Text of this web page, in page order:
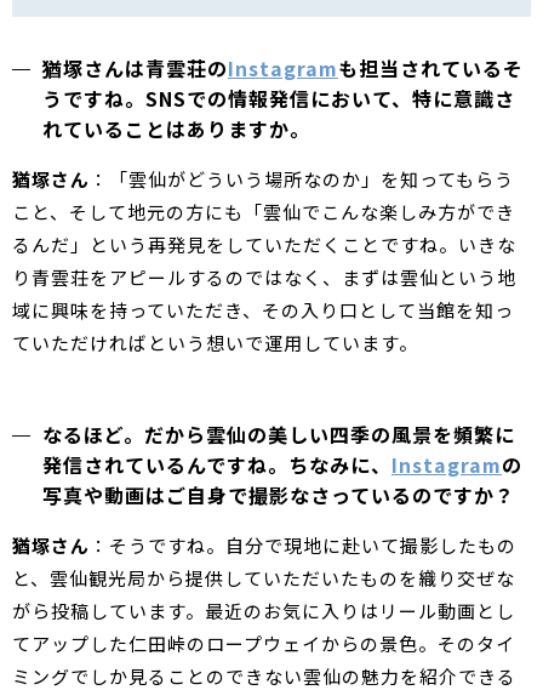
猶塚さんは青雲荘のInstagramも担当されているそ
うですね。SNSでの情報発信において、特に意識さ
れていることはありますか。
猶塚さん ：「雲仙がどういう場所なのか」を知ってもらう
こと、そして地元の方にも「雲仙でこんな楽しみ方ができ
るんだ」という再発見をしていただくことですね。いきな
り青雲荘をアピールするのではなく、まずは雲仙という地
域に興味を持っていただき、その入り口として当館を知っ
ていただければという想いで運用しています。
なるほど。だから雲仙の美しい四季の風景を頻繁に
発信されているんですね。ちなみに、 Instagramの
写真や動画はご自身で撮影なさっているのですか？
猶塚さん ：そうですね。自分で現地に赴いて撮影したもの
と、雲仙観光局から提供していただいたものを織り交ぜな
がら投稿しています。最近のお気に入りはリール動画とし
てアップした仁田峠のロープウェイからの景色。そのタイ
ミングでしか見ることのできない雲仙の魅力を紹介できる